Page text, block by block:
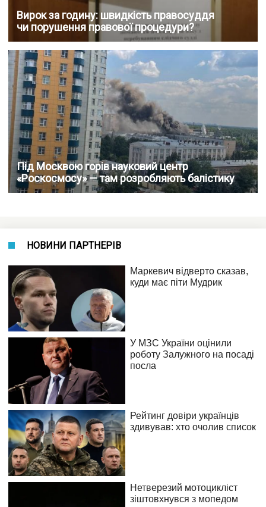
Вирок за годину: швидкість правосуддя
чи порушення правової процедури?
Під Москвою горів науковий центр
«Роскосмосу» — там розробляють балістику
НОВИНИ ПАРТНЕРІВ